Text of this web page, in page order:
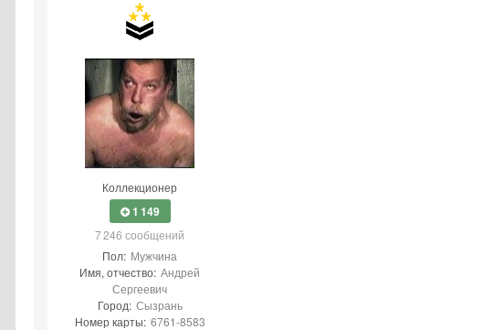
Коллекционер
1 149
7 246 сообщений
Пол: Мужчина
Имя, отчество: Андрей
Сергеевич
Город: Сызрань
Номер карты: 6761-8583